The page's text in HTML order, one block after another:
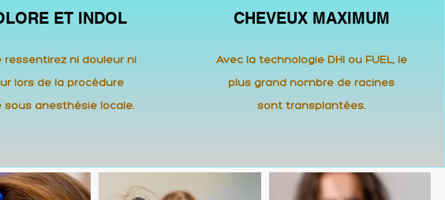
ET INDOL
ressentirez ni douleur ni
lors de la procédure
sous anesthésie locale.
CHEVEUX MAXIMUM
Avec la technologie DHI ou FUEL, le
plus grand nombre de racines
sont transplantées.